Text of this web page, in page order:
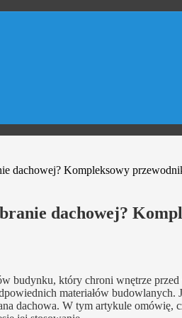
dachowej? Kompleksowy
dachowej?
budynku, który chroni wnętrze
materiałów
dachowa. W tym artykule omówię,